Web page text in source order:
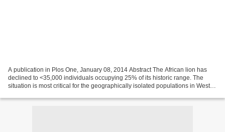
A publication in Plos One, January 08, 2014 Abstract The African lion has
declined to <35,000 individuals occupying 25% of its historic range. The
situation is most critical for the geographically isolated populations in West